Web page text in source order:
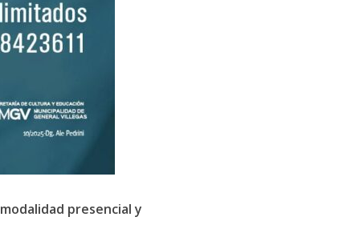
modalidad presencial y